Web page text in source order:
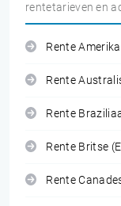
rentetarieven en
Rente
Rente
Rente
Rente Britse
Rente